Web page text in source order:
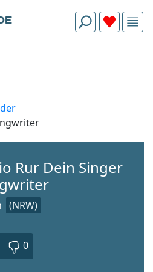
Rur Dein Singer
(NRW)
0